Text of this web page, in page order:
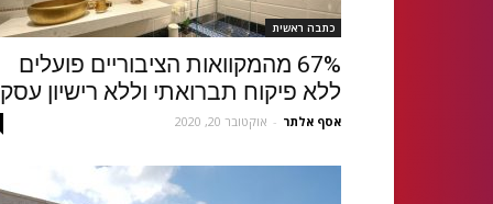
כתבה ראשית
67% מהמקוואות הציבוריים פועלים
ללא פיקוח תברואתי וללא רישיון עסק
אסף אלתר - אוקטובר 20, 2020